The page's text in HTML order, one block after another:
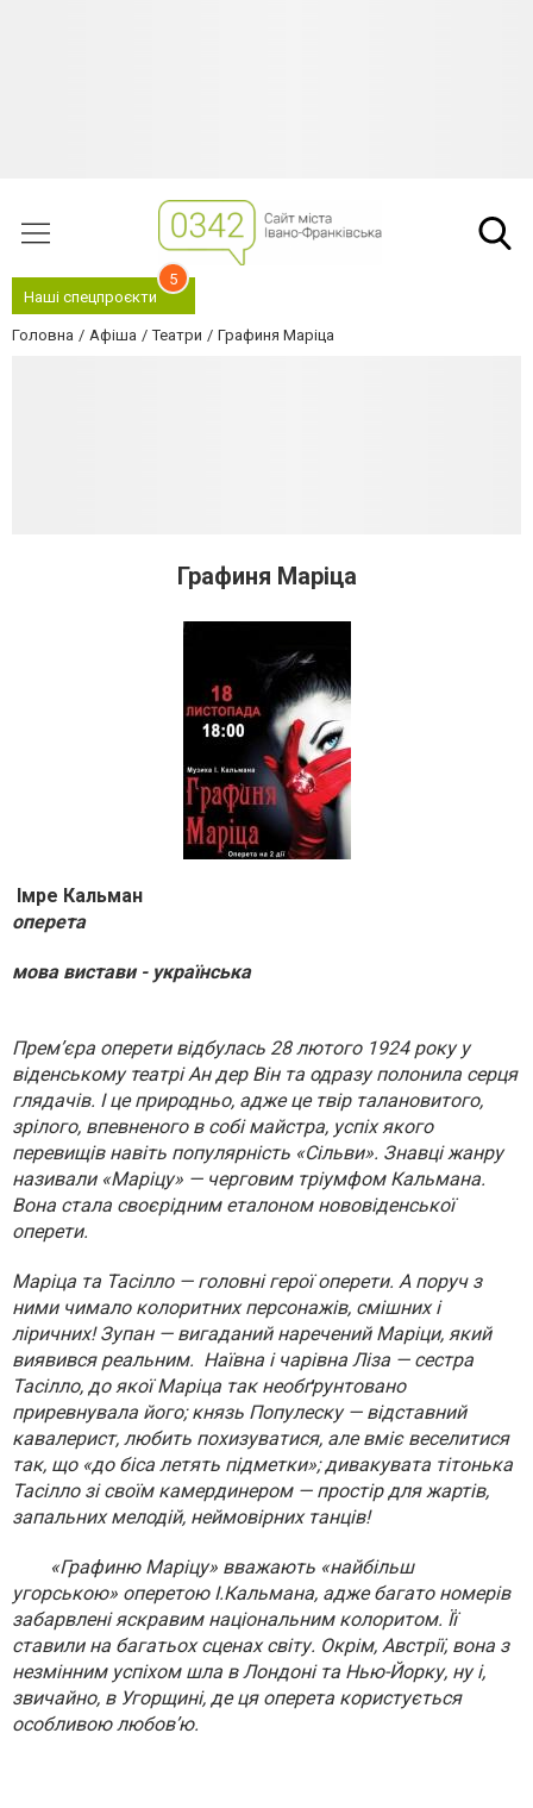
Наші спецпроєкти
5
Головна Афіша Театри Графиня Маріца
Графиня Маріца
Імре Кальман
оперета
мова вистави - українська
Прем’єра оперети відбулась 28 лютого 1924 року у
віденському театрі Ан дер Він та одразу полонила серця
глядачів. І це природньо, адже це твір талановитого,
зрілого, впевненого в собі майстра, успіх якого
перевищів навіть популярність «Сільви». Знавці жанру
називали «Маріцу» — черговим тріумфом Кальмана.
Вона стала своєрідним еталоном нововіденської
оперети.
Маріца та Тасілло — головні герої оперети. А поруч з
ними чимало колоритних персонажів, смішних і
ліричних! Зупан — вигаданий наречений Маріци, який
виявився реальним. Наївна і чарівна Ліза — сестра
Тасілло, до якої Маріца так необґрунтовано
приревнувала його; князь Популеску — відставний
кавалерист, любить похизуватися, але вміє веселитися
так, що «до біса летять підметки»; дивакувата тітонька
Тасілло зі своїм камердинером — простір для жартів,
запальних мелодій, неймовірних танців!
«Графиню Маріцу» вважають «найбільш
угорською» оперетою І.Кальмана, адже багато номерів
забарвлені яскравим національним колоритом. Її
ставили на багатьох сценах світу. Окрім, Австрії, вона з
незмінним успіхом шла в Лондоні та Нью-Йорку, ну і,
звичайно, в Угорщині, де ця оперета користується
особливою любов’ю.